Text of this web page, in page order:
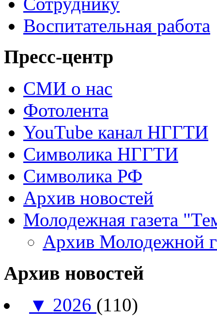
Воспитательная работа
Пресс-центр
СМИ о нас
Фотолента
YouTube канал НГГТИ
Символика НГГТИ
Символика РФ
Архив новостей
Молодежная газета
Архив Молодежной
Архив новостей
▼ 2026 (110)